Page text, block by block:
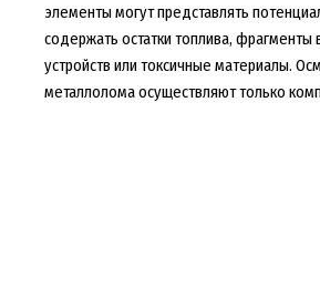
элементы могут представлять
содержать остатки топлива, фрагменты
устройств или токсичные материалы.
металлолома осуществляют только